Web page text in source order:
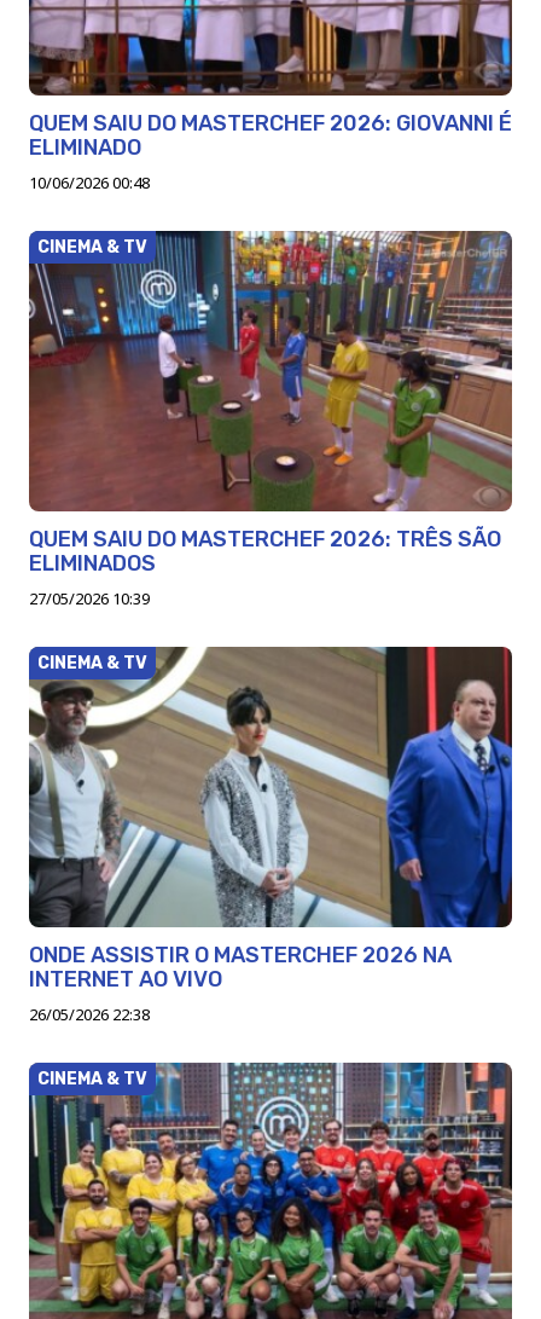
QUEM SAIU DO MASTERCHEF 2026: GIOVANNI É
ELIMINADO
10/06/2026 00:48
CINEMA & TV
QUEM SAIU DO MASTERCHEF 2026: TRÊS SÃO
ELIMINADOS
27/05/2026 10:39
CINEMA & TV
ONDE ASSISTIR O MASTERCHEF 2026 NA
INTERNET AO VIVO
26/05/2026 22:38
CINEMA & TV